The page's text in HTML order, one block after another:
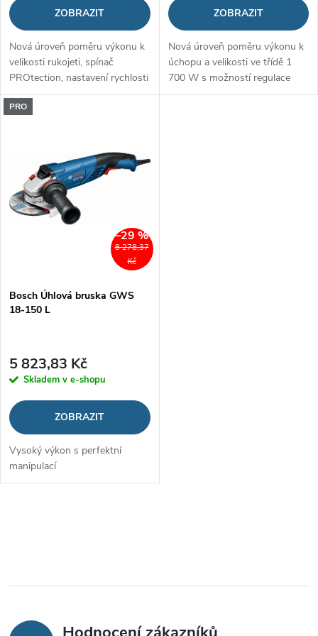
u
k
t
ů
u
k
t
ZOBRAZIT
Nová úroveň poměru výkonu k
velikosti rukojeti, spínač
PROtection, nastavení rychlosti
ZOBRAZIT
Nová úroveň poměru výkonu k
úchopu a velikosti ve třídě 1
700 W s možností regulace
rychlosti
PRO
8 278,37
Kč
–29 %
Bosch Úhlová bruska GWS
18-150 L
5 823,83 Kč
Skladem v e-shopu
ZOBRAZIT
Vysoký výkon s perfektní
manipulací
l